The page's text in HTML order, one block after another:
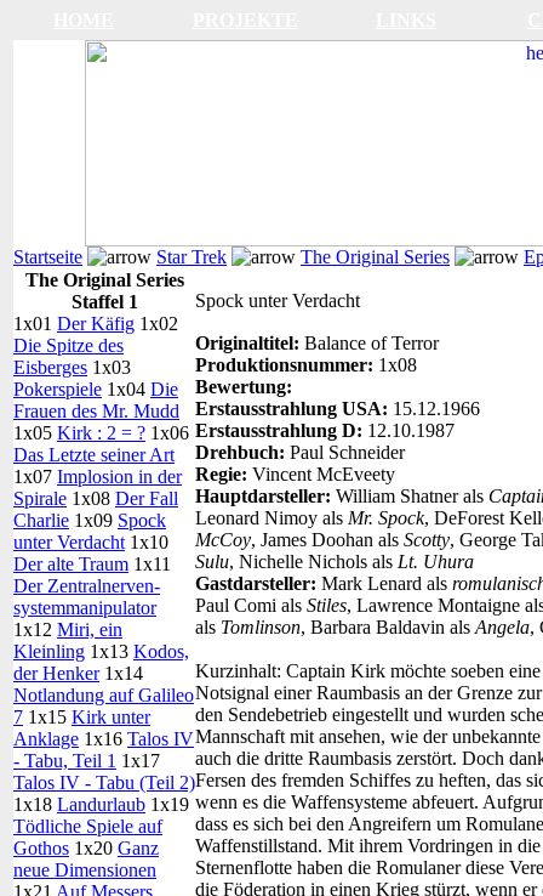
Startseite Star Trek The Original Series
The Original Series
Staffel 1
1x01 Der Käfig 1x02
Die Spitze des
Eisberges 1x03
Pokerspiele 1x04 Die
Frauen des Mr. Mudd
1x05 Kirk : 2 = ? 1x06
Das Letzte seiner Art
1x07 Implosion in der
Spirale 1x08 Der Fall
Charlie 1x09 Spock
unter Verdacht 1x10
Der alte Traum 1x11
Der Zentral­nerven­
system­manipulator
1x12 Miri, ein
Kleinling 1x13 Kodos,
der Henker1x14
Notlandung auf Galileo
7 1x15 Kirk unter
Anklage 1x16 Talos IV
- Tabu, Teil 1 1x17
Talos IV - Tabu (Teil 2)
1x18 Landurlaub 1x19
Tödliche Spiele auf
Gothos 1x20 Ganz
neue Dimensionen
1x21 Auf Messers
Spock unter Verdacht
Originaltitel: Balance of Terror
Produktionsnummer: 1x08
Bewertung:
Erstausstrahlung USA: 15.12.1966
Erstausstrahlung D: 12.10.1987
Drehbuch: Paul Schneider
Regie: Vincent McEveety
Hauptdarsteller: William Shatner als
Leonard Nimoy als Mr. Spock, DeForest
McCoy, James Doohan als Scotty, George
Sulu, Nichelle Nichols als Lt. Uhura
Gastdarsteller: Mark Lenard als
Paul Comi als Stiles, Lawrence Montaigne
als Tomlinson, Barbara Baldavin als Angela,
Kurzinhalt: Captain Kirk möchte soeben
Notsignal einer Raumbasis an der Grenze
den Sendebetrieb eingestellt und wurden
Mannschaft mit ansehen, wie der
auch die dritte Raumbasis zerstört. Doch
Fersen des fremden Schiffes zu heften, das
wenn es die Waffensysteme abfeuert.
dass es sich bei den Angreifern um
Waffenstillstand. Mit ihrem Vordringen in
Sternenflotte haben die Romulaner diese
die Föderation in einen Krieg stürzt, wenn